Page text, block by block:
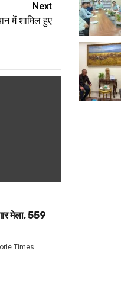
Next
में शामिल हुए
मेला, 559
Times